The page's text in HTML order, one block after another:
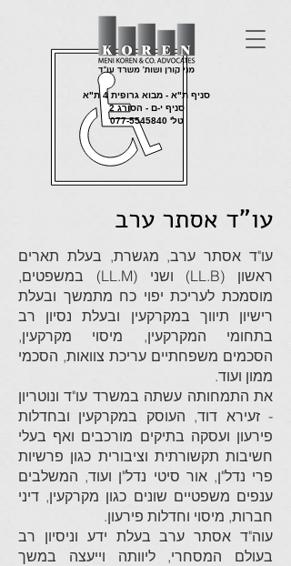
סניף ת"א - מבוא גרופית 4 ת"א
סניף י-ם - הסורג 2
טל'077-5545840
עו"ד אסתר ערב
עו"ד אסתר ערב, מגשרת, בעלת תארים
ראשון (LL.B) ושני (LL.M) במשפטים,
מוסמכת לעריכת יפוי כח מתמשך ובעלת
רישיון תיווך במקרקעין ובעלת נסיון רב
בתחומי המקרקעין, מיסוי מקרקעין,
הסכמים משפחתיים עריכת צוואות, הסכמי
ממון ועוד.
את התמחותה עשתה במשרד עו"ד ונוטריון
- זעירא דוד, העוסק במקרקעין ובחדלות
פירעון ועסקה בתיקים מורכבים ואף בעלי
חשיבות תקשורתית וציבורית כגון פרשיות
פרי נדל"ן, אור סיטי נדל"ן ועוד, המשלבים
ענפים משפטיים שונים כגון מקרקעין, דיני
חברות, מיסוי וחדלות פירעון.
עוה"ד אסתר ערב בעלת ידע וניסיון רב
בעולם המסחרי, ליוותה וייעצה במשך